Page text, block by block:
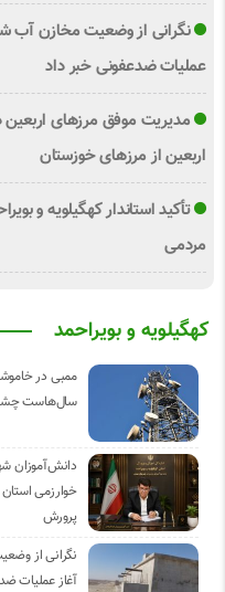
نگرانی از وضعیت مخازن آب
عملیات ضدعفونی خبر داد
اربعین از مرزهای خوزستان
تأکید استاندار کهگیلویه و
مردمی
کهگیلویه و بویراحمد
ممبی در
سال‌هاست
دانش‌آموزان
خوارزمی
پرورش
نگرانی از
آغاز عملیات